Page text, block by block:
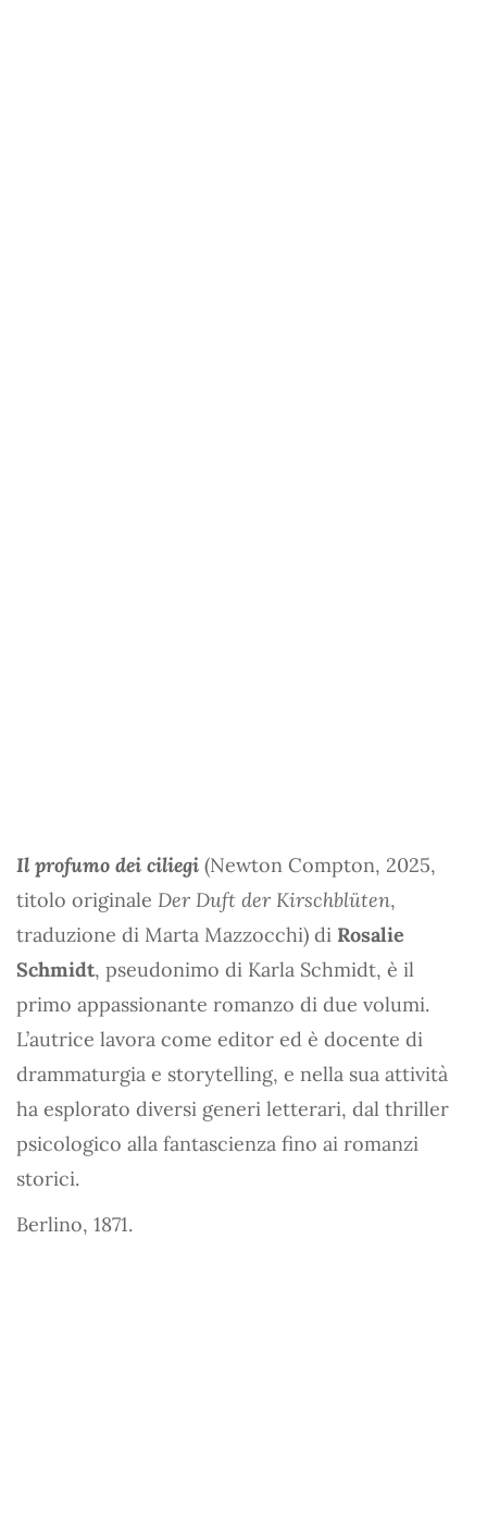
Il profumo dei ciliegi (Newton Compton, 2025,
titolo originale Der Duft der Kirschblüten,
traduzione di Marta Mazzocchi) di Rosalie
Schmidt, pseudonimo di Karla Schmidt, è il
primo appassionante romanzo di due volumi.
L’autrice lavora come editor ed è docente di
drammaturgia e storytelling, e nella sua attività
ha esplorato diversi generi letterari, dal thriller
psicologico alla fantascienza fino ai romanzi
storici.
Berlino, 1871.